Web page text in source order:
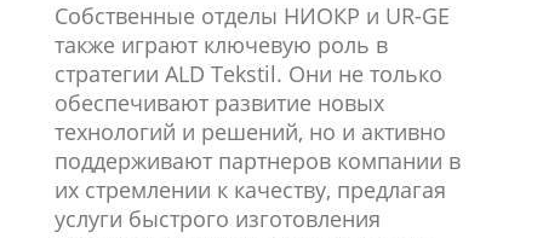
Собственные отделы НИОКР и UR-GE
также играют ключевую роль в
стратегии ALD Tekstil. Они не только
обеспечивают развитие новых
технологий и решений, но и активно
поддерживают партнеров компании в
их стремлении к качеству, предлагая
услуги быстрого изготовления